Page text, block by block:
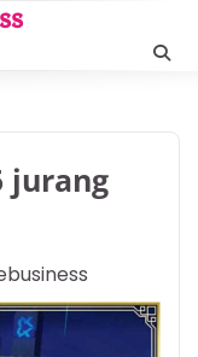
jurang